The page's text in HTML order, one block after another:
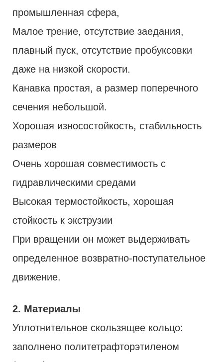
промышленная сфера,
Малое трение, отсутствие заедания,
плавный пуск, отсутствие пробуксовки
даже на низкой скорости.
Канавка простая, а размер поперечного
сечения небольшой.
Хорошая износостойкость, стабильность
размеров
Очень хорошая совместимость с
гидравлическими средами
Высокая термостойкость, хорошая
стойкость к экструзии
При вращении он может выдерживать
определенное возвратно-поступательное
движение.
2. Материалы
Уплотнительное скользящее кольцо:
заполнено политетрафторэтиленом